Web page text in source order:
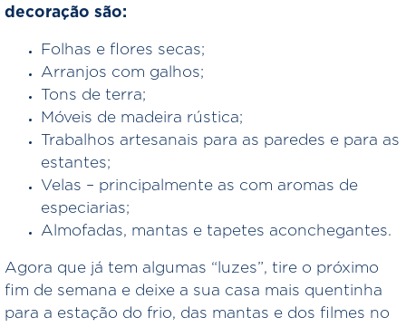
decoração são:
Folhas e flores secas;
Arranjos com galhos;
Tons de terra;
Móveis de madeira rústica;
Trabalhos artesanais para as paredes e para as
estantes;
Velas – principalmente as com aromas de
especiarias;
Almofadas, mantas e tapetes aconchegantes.
Agora que já tem algumas “luzes”, tire o próximo
fim de semana e deixe a sua casa mais quentinha
para a estação do frio, das mantas e dos filmes no